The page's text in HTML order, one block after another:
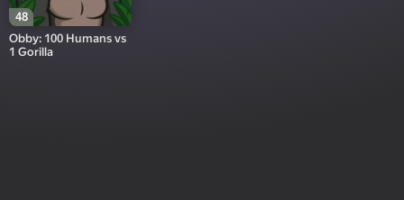
48
Obby: 100 Humans vs
1 Gorilla